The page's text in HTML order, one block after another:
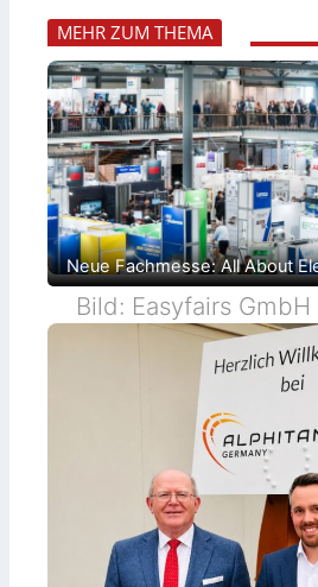
MEHR ZUM THEMA
Neue Fachmesse: All About
Bild: Easyfairs GmbH